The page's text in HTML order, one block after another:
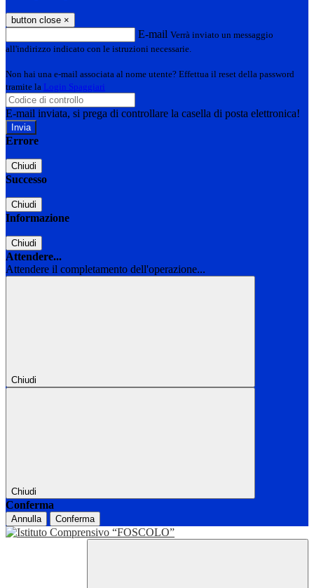
button close ×
E-mail Verrà inviato un messaggio
all'indirizzo indicato con le istruzioni necessarie.
Non hai una e-mail associata al nome utente? Effettua il reset della password
tramite la Login Spaggiari
E-mail inviata, si prega di controllare la casella di posta elettronica!
Errore
Chiudi
Successo
Chiudi
Informazione
Chiudi
Attendere...
Attendere il completamento dell'operazione...
Chiudi
Chiudi
Conferma
Annulla Conferma